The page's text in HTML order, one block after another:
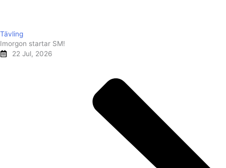
Tävling
Imorgon startar SM!
22 Jul, 2026